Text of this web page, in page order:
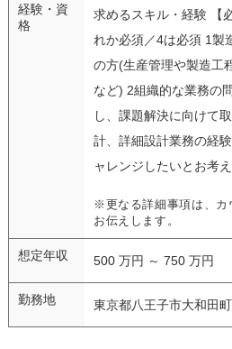
経験・資
格
求めるスキル・経験 【
れか必須／4は必須 1製
の方(生産管理や製造工
など) 2組織的な業務の
し、課題解決に向けて
計、詳細設計業務の経
ャレンジしたいとお考え
※更なる詳細事項は、カ
お伝えします。
想定年収 500 万円 ～ 750 万円
勤務地 東京都八王子市大和田